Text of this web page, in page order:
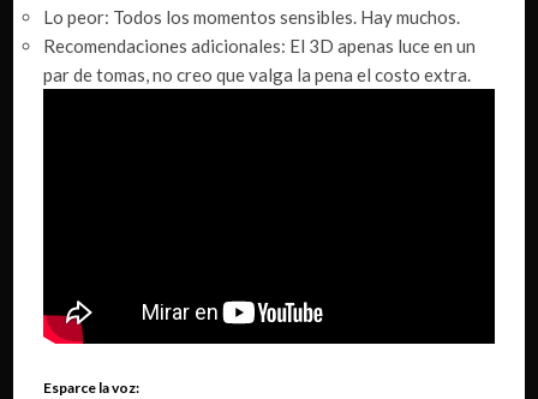
Lo peor: Todos los momentos sensibles. Hay muchos.
Recomendaciones adicionales: El 3D apenas luce en un
par de tomas, no creo que valga la pena el costo extra.
Esparce la voz: